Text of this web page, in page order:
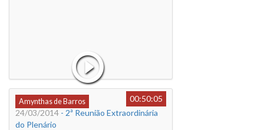
Amynthas de Barros
00:50:05
24/03/2014 - 2ª Reunião Extraordinária
do Plenário